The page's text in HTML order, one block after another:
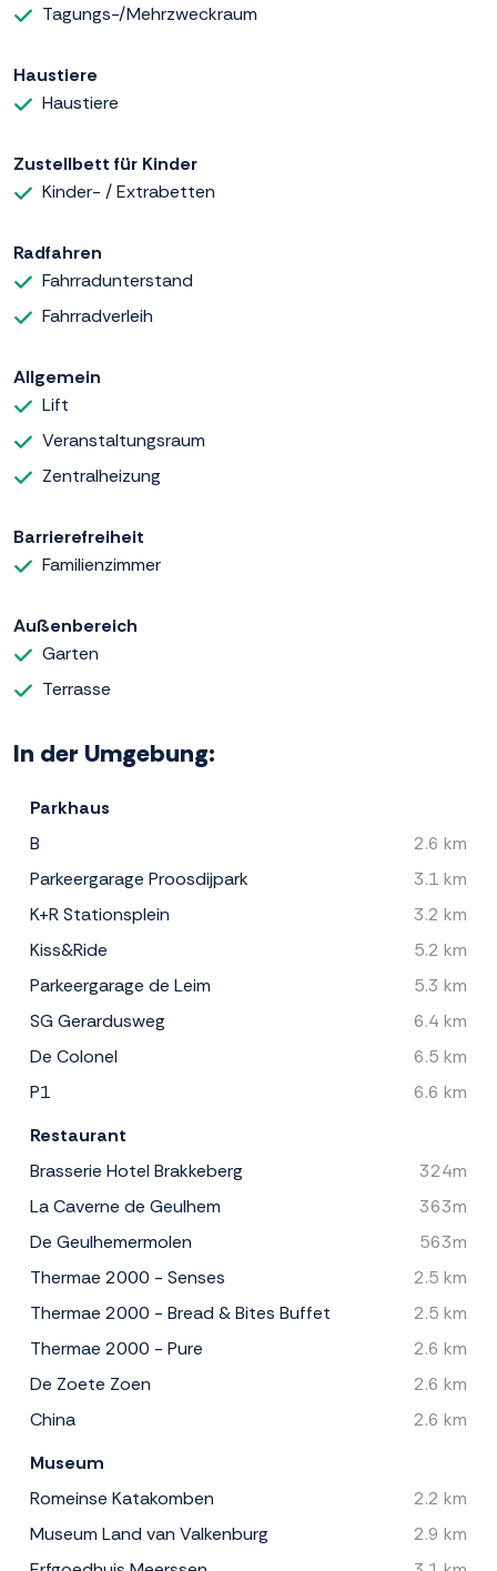
Tagungs-/Mehrzweckraum
Haustiere
Haustiere
Zustellbett für Kinder
Kinder- / Extrabetten
Radfahren
Fahrradunterstand
Fahrradverleih
Allgemein
Lift
Veranstaltungsraum
Zentralheizung
Barrierefreiheit
Familienzimmer
Außenbereich
Garten
Terrasse
In der Umgebung:
Parkhaus
B
2.6 km
Parkeergarage Proosdijpark
3.1 km
K+R Stationsplein
3.2 km
Kiss&Ride
5.2 km
Parkeergarage de Leim
5.3 km
SG Gerardusweg
6.4 km
De Colonel
6.5 km
P1
6.6 km
Restaurant
Brasserie Hotel Brakkeberg
324m
La Caverne de Geulhem
363m
De Geulhemermolen
563m
Thermae 2000 - Senses
2.5 km
Thermae 2000 - Bread & Bites Buffet
2.5 km
Thermae 2000 - Pure
2.6 km
De Zoete Zoen
2.6 km
China
2.6 km
Museum
Romeinse Katakomben
2.2 km
Museum Land van Valkenburg
2.9 km